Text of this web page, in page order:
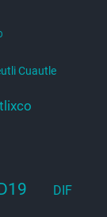
Cuautle
DIF